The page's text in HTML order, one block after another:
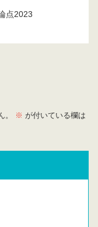
点2023
※ が付いている欄は